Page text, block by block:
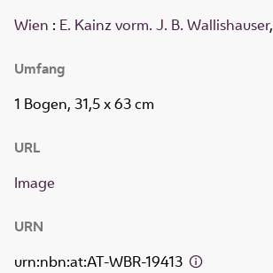
Wien : E. Kainz vorm. J. B. Wallishauser,
Umfang
1 Bogen, 31,5 x 63 cm
URL
Image
URN
urn:nbn:at:AT-WBR-19413